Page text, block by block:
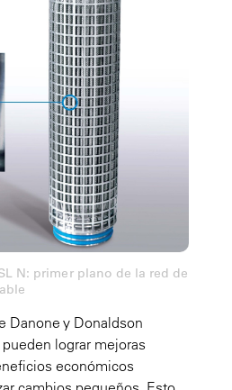
N: primer plano de la red de
Danone y Donaldson
lograr mejoras
económicos